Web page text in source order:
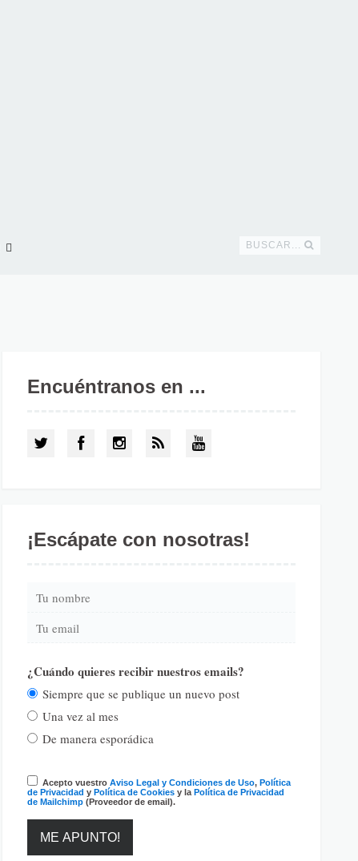
BUSCAR...
Encuéntranos en ...
¡Escápate con nosotras!
¿Cuándo quieres recibir nuestros emails?
Siempre que se publique un nuevo post
Una vez al mes
De manera esporádica
Acepto vuestroAviso Legal y Condiciones de Uso,Política
de Privacidad yPolítica de Cookies y laPolítica de Privacidad
de Mailchimp (Proveedor de email).